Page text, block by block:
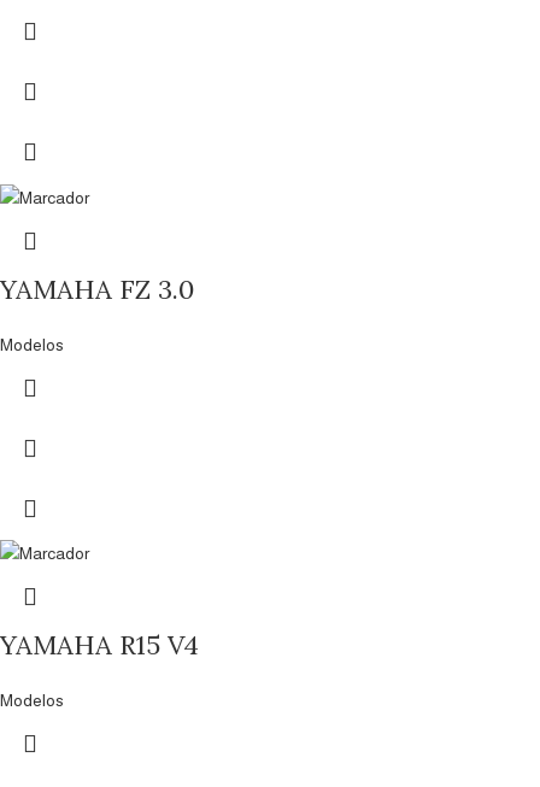
YAMAHA FZ 3.0
Modelos
YAMAHA R15 V4
Modelos